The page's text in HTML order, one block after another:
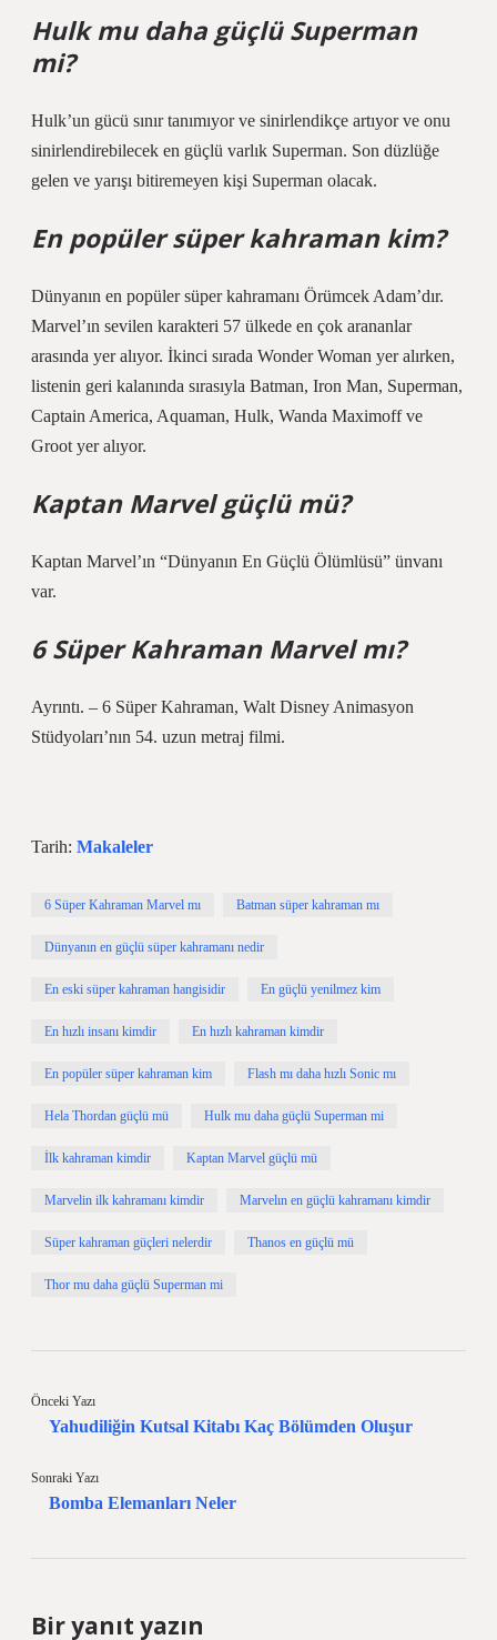
Hulk mu daha güçlü Superman
mi?
Hulk’un gücü sınır tanımıyor ve sinirlendikçe artıyor ve onu
sinirlendirebilecek en güçlü varlık Superman. Son düzlüğe
gelen ve yarışı bitiremeyen kişi Superman olacak.
En popüler süper kahraman kim?
Dünyanın en popüler süper kahramanı Örümcek Adam’dır.
Marvel’ın sevilen karakteri 57 ülkede en çok arananlar
arasında yer alıyor. İkinci sırada Wonder Woman yer alırken,
listenin geri kalanında sırasıyla Batman, Iron Man, Superman,
Captain America, Aquaman, Hulk, Wanda Maximoff ve
Groot yer alıyor.
Kaptan Marvel güçlü mü?
Kaptan Marvel’ın “Dünyanın En Güçlü Ölümlüsü” ünvanı
var.
6 Süper Kahraman Marvel mı?
Ayrıntı. – 6 Süper Kahraman, Walt Disney Animasyon
Stüdyoları’nın 54. uzun metraj filmi.
Tarih: Makaleler
6 Süper Kahraman Marvel mı Batman süper kahraman mı
Dünyanın en güçlü süper kahramanı nedir
En eski süper kahraman hangisidir En güçlü yenilmez kim
En hızlı insanı kimdir En hızlı kahraman kimdir
En popüler süper kahraman kim Flash mı daha hızlı Sonic mı
Hela Thordan güçlü mü Hulk mu daha güçlü Superman mi
İlk kahraman kimdir Kaptan Marvel güçlü mü
Marvelin ilk kahramanı kimdir Marvelın en güçlü kahramanı kimdir
Süper kahraman güçleri nelerdir Thanos en güçlü mü
Thor mu daha güçlü Superman mi
Önceki Yazı
Yahudiliğin Kutsal Kitabı Kaç Bölümden Oluşur
Sonraki Yazı
Bomba Elemanları Neler
Bir yanıt yazın